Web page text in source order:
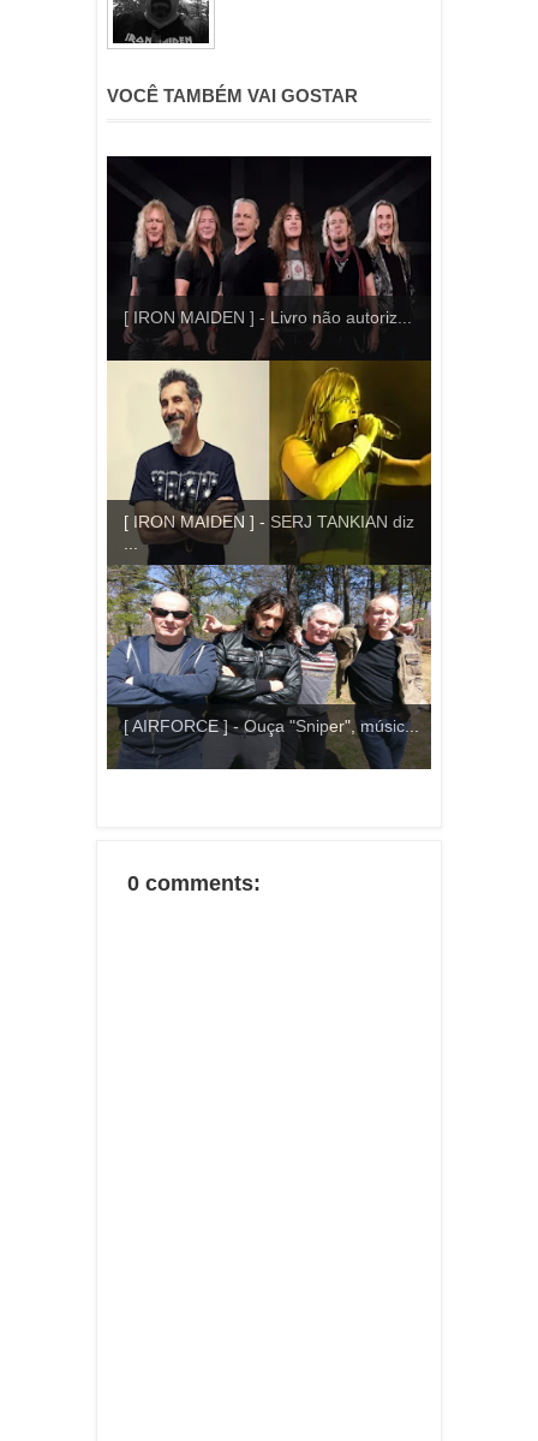
VOCÊ TAMBÉM VAI GOSTAR
[ IRON MAIDEN ] - Livro não autoriz...
[ IRON MAIDEN ] - SERJ TANKIAN diz
...
[ AIRFORCE ] - Ouça "Sniper", músic...
0 comments: